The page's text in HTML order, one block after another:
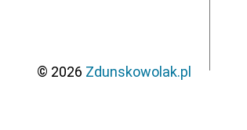
© 2026 Zdunskowolak.pl